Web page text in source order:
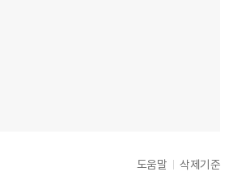
도움말 삭제기준